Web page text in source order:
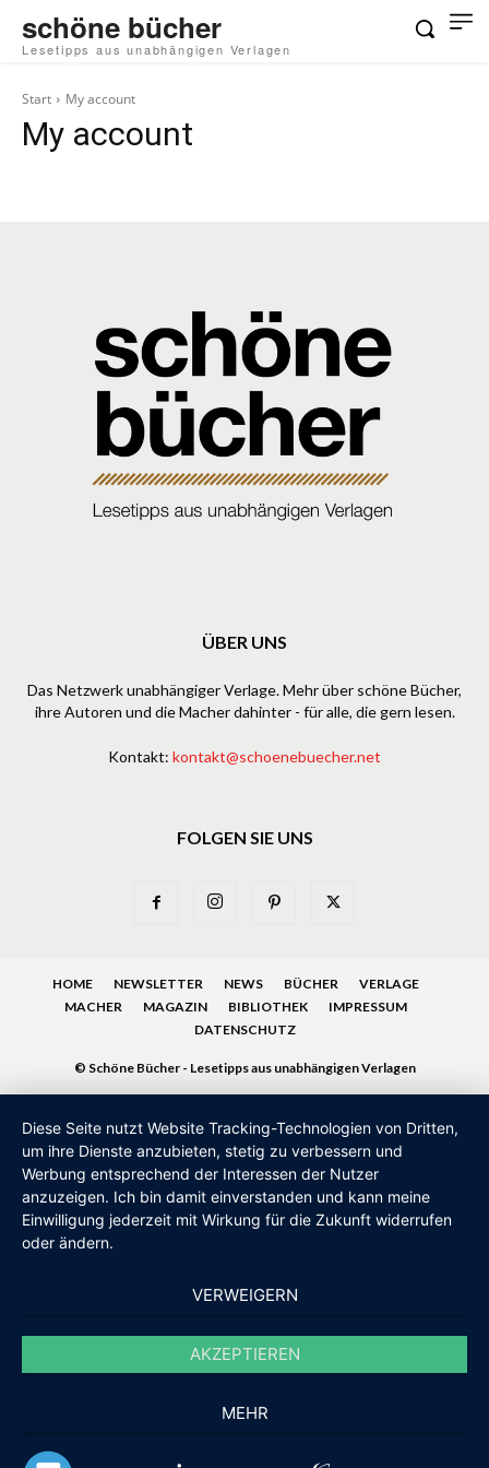
schöne bücher
Lesetipps aus unabhängigen Verlagen
Start My account
My account
ÜBER UNS
Das Netzwerk unabhängiger Verlage. Mehr über schöne Bücher,
ihre Autoren und die Macher dahinter - für alle, die gern lesen.
Kontakt: kontakt@schoenebuecher.net
FOLGEN SIE UNS
HOME NEWSLETTER NEWS BÜCHER
VERLAGE
MACHER
MAGAZIN BIBLIOTHEK
IMPRESSUM
DATENSCHUTZ
© Schöne Bücher - Lesetipps aus unabhängigen Verlagen
Diese Seite nutzt Website Tracking-Technologien von Dritten,
um ihre Dienste anzubieten, stetig zu verbessern und
Werbung entsprechend der Interessen der Nutzer
anzuzeigen. Ich bin damit einverstanden und kann meine
Einwilligung jederzeit mit Wirkung für die Zukunft widerrufen
oder ändern.
VERWEIGERN
AKZEPTIEREN
MEHR